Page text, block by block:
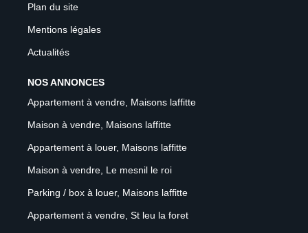
Plan du site
Mentions légales
Actualités
NOS ANNONCES
Appartement à vendre, Maisons laffitte
Maison à vendre, Maisons laffitte
Appartement à louer, Maisons laffitte
Maison à vendre, Le mesnil le roi
Parking / box à louer, Maisons laffitte
Appartement à vendre, St leu la foret